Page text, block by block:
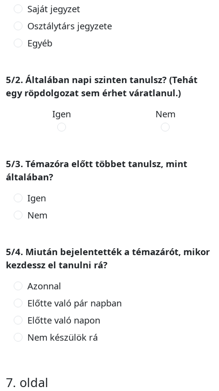
Saját jegyzet
Osztálytárs jegyzete
Egyéb
5/2. Általában napi szinten tanulsz? (Tehát
egy röpdolgozat sem érhet váratlanul.)
Igen
Nem
5/3. Témazóra előtt többet tanulsz, mint
általában?
Igen
Nem
5/4. Miután bejelentették a témazárót, mikor
kezdessz el tanulni rá?
Azonnal
Előtte való pár napban
Előtte való napon
Nem készülök rá
7. oldal